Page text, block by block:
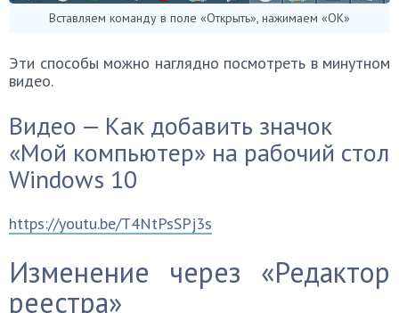
Вставляем команду в поле «Открыть», нажимаем «ОК»
Эти способы можно наглядно посмотреть в минутном
видео.
Видео — Как добавить значок
«Мой компьютер» на рабочий стол
Windows 10
https://youtu.be/T4NtPsSPj3s
Изменение через «Редактор
реестра»